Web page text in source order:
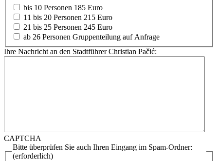
bis 10 Personen 185 Euro
11 bis 20 Personen 215 Euro
21 bis 25 Personen 245 Euro
ab 26 Personen Gruppenteilung auf Anfrage
Ihre Nachricht an den Stadtführer Christian Pačić:
CAPTCHA
Bitte überprüfen Sie auch Ihren Eingang im Spam-Ordner:
(erforderlich)